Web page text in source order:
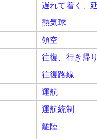
遅れて着く、
熱気球
領空
往復、行き帰り
往復路線
運航
運航統制
離陸